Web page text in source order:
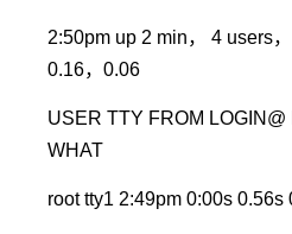
2:50pm up 2 min， 4 users
0.16，0.06
USER TTY FROM
WHAT
root tty1 2:49pm 0:00s 0.56s